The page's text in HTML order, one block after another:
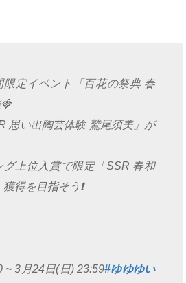
限定イベント「百花の祭典 春
思い出陶芸体験 鷲尾須美」が
グ上位入賞で限定「SSR 春和
得を目指そう❗
~ 3月24日(日) 23:59#ゆゆゆい